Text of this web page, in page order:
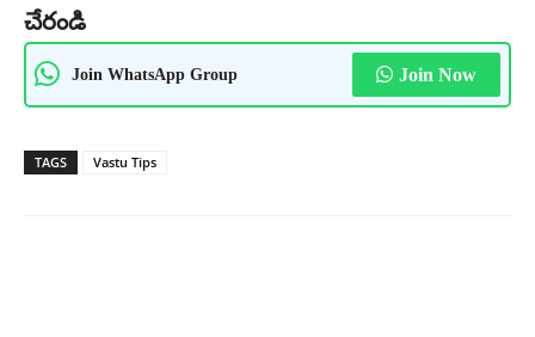
చేరండి
Join WhatsApp Group Join Now
TAGS Vastu Tips